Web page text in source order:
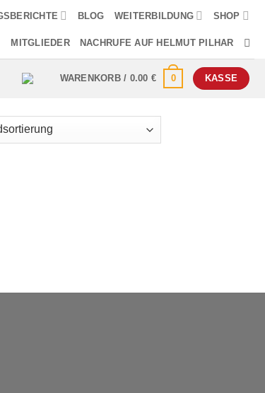
BLOG WEITERBILDUNG SHOP
MITGLIEDER NACHRUFE AUF HELMUT PILHAR
WARENKORB / 0.00 € 0 KASSE